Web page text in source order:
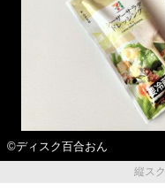
©ディスク百合おん
縦ス